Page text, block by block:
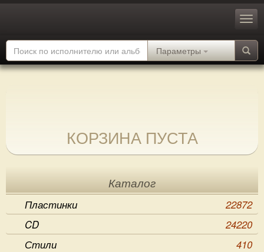
Параметры
КОРЗИНА ПУСТА
Каталог
Пластинки
22872
CD
24220
Стили
410